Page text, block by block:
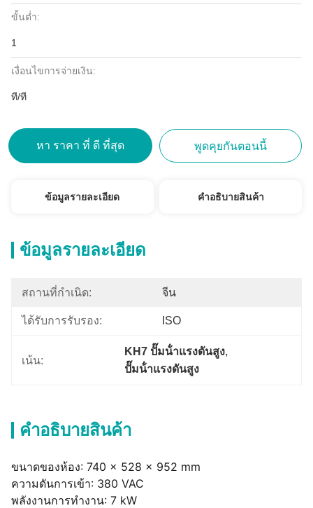
ขั้นต่ำ:
1
เงื่อนไขการจ่ายเงิน:
ที/ที
หา ราคา ที่ ดี ที่สุด พูดคุยกันตอนนี้
ข้อมูลรายละเอียด คําอธิบายสินค้า
ข้อมูลรายละเอียด
สถานที่กำเนิด: จีน
ได้รับการรับรอง: ISO
เน้น:
KH7 ปั๊มน้ําแรงดันสูง,
ปั๊มน้ําแรงดันสูง
คําอธิบายสินค้า
ขนาดของห้อง: 740 × 528 × 952 mm
ความดันการเข้า: 380 VAC
พลังงานการทํางาน: 7 kW